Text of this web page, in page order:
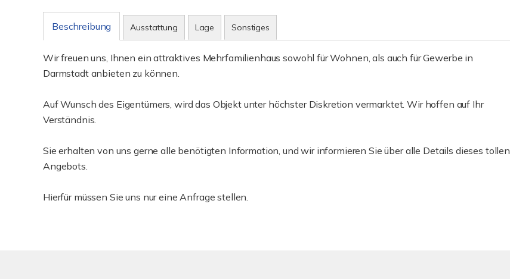
Beschreibung Ausstattung Lage Sonstiges
Wir freuen uns, Ihnen ein attraktives Mehrfamilienhaus sowohl für Wohnen, als auch für Gewerbe in
Darmstadt anbieten zu können.
Auf Wunsch des Eigentümers, wird das Objekt unter höchster Diskretion vermarktet. Wir hoffen auf Ihr
Verständnis.
Sie erhalten von uns gerne alle benötigten Information, und wir informieren Sie über alle Details dieses tollen
Angebots.
Hierfür müssen Sie uns nur eine Anfrage stellen.